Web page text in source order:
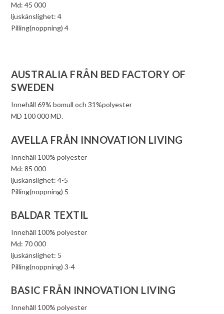
Md: 45 000
ljuskänslighet: 4
Pilling(noppning) 4
AUSTRALIA FRÅN BED FACTORY OF
SWEDEN
Innehåll 69% bomull och 31%polyester
MD 100 000 MD.
AVELLA FRÅN INNOVATION LIVING
Innehåll 100% polyester
Md: 85 000
ljuskänslighet: 4-5
Pilling(noppning) 5
BALDAR TEXTIL
Innehåll 100% polyester
Md: 70 000
ljuskänslighet: 5
Pilling(noppning) 3-4
BASIC FRÅN INNOVATION LIVING
Innehåll 100% polyester